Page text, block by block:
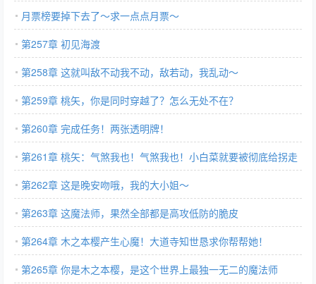
月票榜要掉下去了～求一点点月票～
第257章 初见海渡
第258章 这就叫敌不动我不动，敌若动，我乱动～
第259章 桃矢，你是同时穿越了？怎么无处不在？
第260章 完成任务！两张透明牌！
第261章 桃矢：气煞我也！气煞我也！小白菜就要被彻底给拐走
了！
第262章 这是晚安吻哦，我的大小姐～
第263章 这魔法师，果然全部都是高攻低防的脆皮
第264章 木之本樱产生心魔！大道寺知世恳求你帮帮她！
第265章 你是木之本樱，是这个世界上最独一无二的魔法师